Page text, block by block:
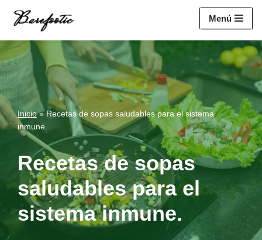
Saltar
al
contenido
Menú
Inicio» Recetas de sopas saludables para el sistema
inmune.
Recetas de sopas
saludables para el
sistema inmune.